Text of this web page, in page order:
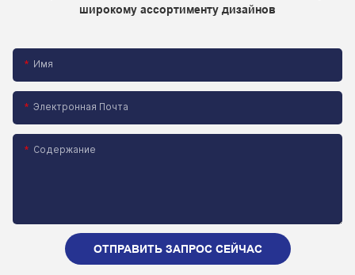
широкому ассортименту дизайнов
Имя
Электронная Почта
Содержание
ОТПРАВИТЬ ЗАПРОС СЕЙЧАС